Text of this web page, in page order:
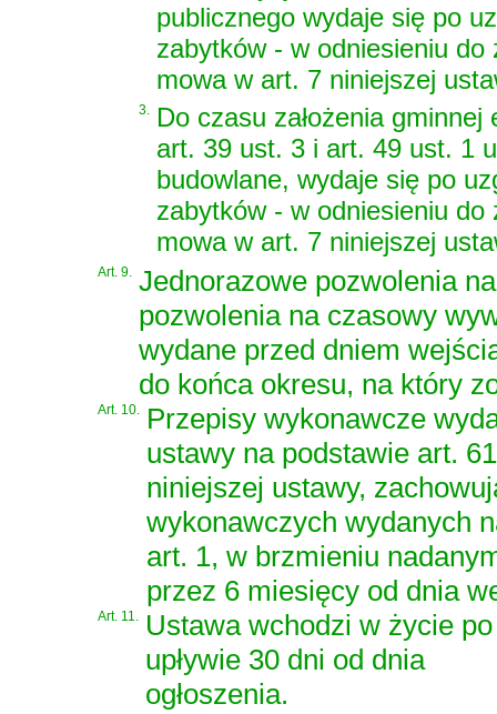
publicznego wydaje się po
zabytków - w odniesieniu
mowa w art. 7 niniejszej
3. Do czasu założenia
art. 39 ust. 3 i art. 49 ust. 1
budowlane, wydaje się po
zabytków - w odniesieniu
mowa w art. 7 niniejszej
Art. 9. Jednorazowe pozwolenia
pozwolenia na czasowy
wydane przed dniem
do końca okresu, na który
Art. 10. Przepisy wykonawcze
ustawy na podstawie art.
niniejszej ustawy,
wykonawczych wydanych
art. 1, w brzmieniu
przez 6 miesięcy od dnia
Art. 11. Ustawa wchodzi w życie po
upływie 30 dni od dnia
ogłoszenia.